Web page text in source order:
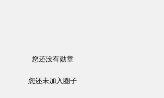
您还没有勋章
您还未加入圈子